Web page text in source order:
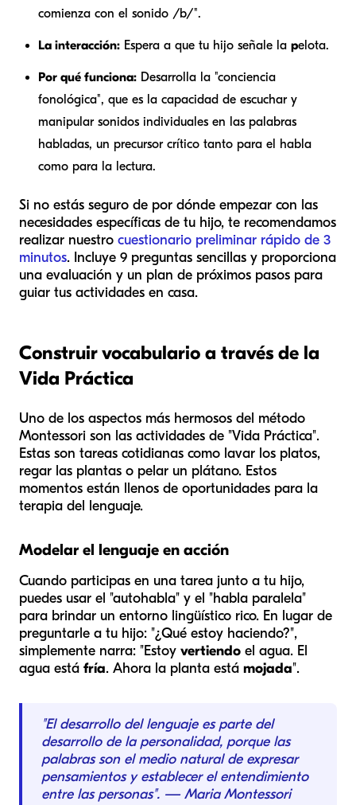
comienza con el sonido /b/".
La interacción: Espera a que tu hijo señale la pelota.
Por qué funciona: Desarrolla la "conciencia
fonológica", que es la capacidad de escuchar y
manipular sonidos individuales en las palabras
habladas, un precursor crítico tanto para el habla
como para la lectura.
Si no estás seguro de por dónde empezar con las
necesidades específicas de tu hijo, te recomendamos
realizar nuestro cuestionario preliminar rápido de 3
minutos. Incluye 9 preguntas sencillas y proporciona
una evaluación y un plan de próximos pasos para
guiar tus actividades en casa.
Construir vocabulario a través de la
Vida Práctica
Uno de los aspectos más hermosos del método
Montessori son las actividades de "Vida Práctica".
Estas son tareas cotidianas como lavar los platos,
regar las plantas o pelar un plátano. Estos
momentos están llenos de oportunidades para la
terapia del lenguaje.
Modelar el lenguaje en acción
Cuando participas en una tarea junto a tu hijo,
puedes usar el "autohabla" y el "habla paralela"
para brindar un entorno lingüístico rico. En lugar de
preguntarle a tu hijo: "¿Qué estoy haciendo?",
simplemente narra: "Estoy vertiendo el agua. El
agua está fría. Ahora la planta está mojada".
"El desarrollo del lenguaje es parte del
desarrollo de la personalidad, porque las
palabras son el medio natural de expresar
pensamientos y establecer el entendimiento
entre las personas". — Maria Montessori